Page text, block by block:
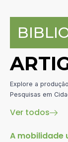
Explore a
Pesquisas em
Ver todos
A mobilidade